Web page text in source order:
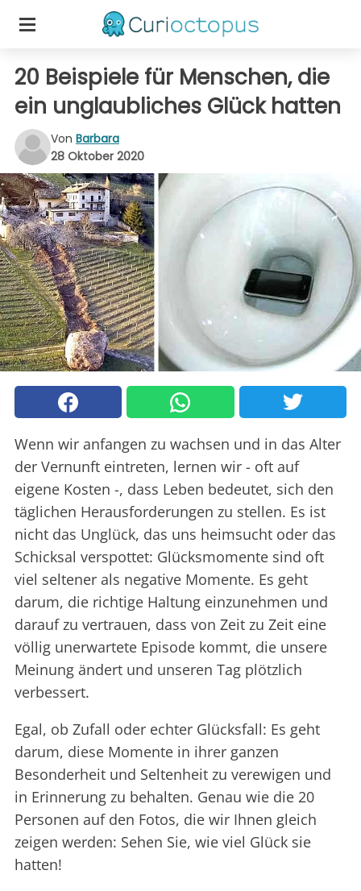
20 Beispiele für Menschen, die
ein unglaubliches Glück hatten
Von Barbara
28 Oktober 2020
Wenn wir anfangen zu wachsen und in das Alter
der Vernunft eintreten, lernen wir - oft auf
eigene Kosten -, dass Leben bedeutet, sich den
täglichen Herausforderungen zu stellen. Es ist
nicht das Unglück, das uns heimsucht oder das
Schicksal verspottet: Glücksmomente sind oft
viel seltener als negative Momente. Es geht
darum, die richtige Haltung einzunehmen und
darauf zu vertrauen, dass von Zeit zu Zeit eine
völlig unerwartete Episode kommt, die unsere
Meinung ändert und unseren Tag plötzlich
verbessert.
Egal, ob Zufall oder echter Glücksfall: Es geht
darum, diese Momente in ihrer ganzen
Besonderheit und Seltenheit zu verewigen und
in Erinnerung zu behalten. Genau wie die 20
Personen auf den Fotos, die wir Ihnen gleich
zeigen werden: Sehen Sie, wie viel Glück sie
hatten!